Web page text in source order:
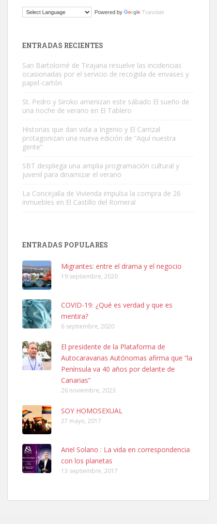
Busco adopción responsable para mi perra. Pastor alemán,
PERRO MACHO RAZA SHIBA CON MICROCHIP PERDIDO HOY
06/07/2025 ZONA MESA Y LOPEZ. ES MUY ASUSTADIZO
Leales.org » Gran Canaria
Leales.org » Gran Canaria
Adopcion
Busco casa de acogida para mi perrita ya que por temas de trabajo
no la puedo tener. Solo gente r...
Leales.org » Gran Canaria
4.7.2025
Gata joven encontrada
Gata joven encontrada en zona calle San Bernardo de Las Palmas
de Gran Canaria. Es una gata castr...
Powered by Translate
ENTRADAS RECIENTES
San Bartolomé de Tirajana resuelve las incidencias
ocasionadas por el servicio de recogida de envases y
papel-cartón
St. Pedro y Siroko amenizan este sábado El sueño de
una noche de verano en El Tablero
Historias que dan vida a Ingenio y El Carrizal
protagonizan una nueva edición de “Aquí nuestra
gente”
SBT despliega una amplia programación cultural y
juvenil para dinamizar el verano
La Concejalía de Vivienda impulsa la compra de 26
inmuebles en El Castillo del Romeral
ENTRADAS POPULARES
Migrantes: entre el drama y el negocio
19 septiembre, 2020
COVID-19: ¿Qué es verdad y que es
mentira?
6 septiembre, 2020
El presidente de la Plataforma de
Autocaravanas Autónomas afirma que “la
Península va 40 años por delante de
Canarias”
26 noviembre, 2023
SOY HOMOSEXUAL
27 mayo, 2017
Ariel Solano : La vida en correspondencia
con los planetas
13 septiembre, 2017